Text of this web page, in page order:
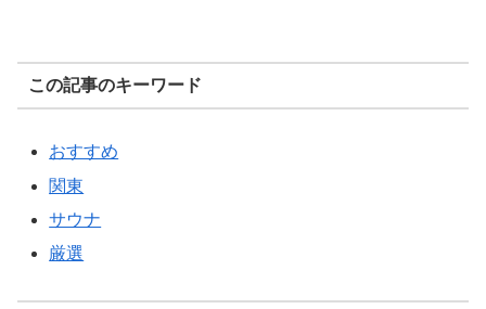
この記事のキーワード
おすすめ
関東
サウナ
厳選